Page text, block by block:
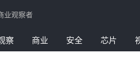
业观察者
察 商业 安全 芯片